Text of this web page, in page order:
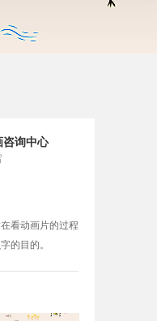
咨询中心
看动画片的过程
的目的。